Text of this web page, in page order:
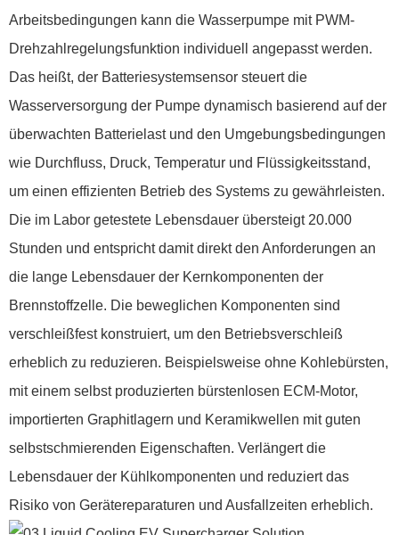
Arbeitsbedingungen kann die Wasserpumpe mit PWM-
Drehzahlregelungsfunktion individuell angepasst werden.
Das heißt, der Batteriesystemsensor steuert die
Wasserversorgung der Pumpe dynamisch basierend auf der
überwachten Batterielast und den Umgebungsbedingungen
wie Durchfluss, Druck, Temperatur und Flüssigkeitsstand,
um einen effizienten Betrieb des Systems zu gewährleisten.
Die im Labor getestete Lebensdauer übersteigt 20.000
Stunden und entspricht damit direkt den Anforderungen an
die lange Lebensdauer der Kernkomponenten der
Brennstoffzelle. Die beweglichen Komponenten sind
verschleißfest konstruiert, um den Betriebsverschleiß
erheblich zu reduzieren. Beispielsweise ohne Kohlebürsten,
mit einem selbst produzierten bürstenlosen ECM-Motor,
importierten Graphitlagern und Keramikwellen mit guten
selbstschmierenden Eigenschaften. Verlängert die
Lebensdauer der Kühlkomponenten und reduziert das
Risiko von Gerätereparaturen und Ausfallzeiten erheblich.